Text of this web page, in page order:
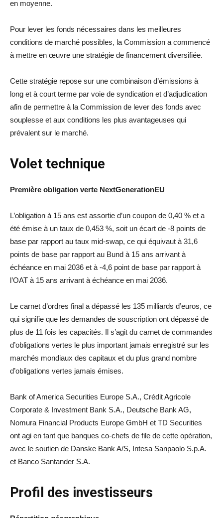
en moyenne.
Pour lever les fonds nécessaires dans les meilleures
conditions de marché possibles, la Commission a commencé
à mettre en œuvre une stratégie de financement diversifiée.
Cette stratégie repose sur une combinaison d’émissions à
long et à court terme par voie de syndication et d’adjudication
afin de permettre à la Commission de lever des fonds avec
souplesse et aux conditions les plus avantageuses qui
prévalent sur le marché.
Volet technique
Première obligation verte NextGenerationEU
L’obligation à 15 ans est assortie d’un coupon de 0,40 % et a
été émise à un taux de 0,453 %, soit un écart de -8 points de
base par rapport au taux mid-swap, ce qui équivaut à 31,6
points de base par rapport au Bund à 15 ans arrivant à
échéance en mai 2036 et à -4,6 point de base par rapport à
l’OAT à 15 ans arrivant à échéance en mai 2036.
Le carnet d’ordres final a dépassé les 135 milliards d’euros, ce
qui signifie que les demandes de souscription ont dépassé de
plus de 11 fois les capacités. Il s’agit du carnet de commandes
d’obligations vertes le plus important jamais enregistré sur les
marchés mondiaux des capitaux et du plus grand nombre
d’obligations vertes jamais émises.
Bank of America Securities Europe S.A., Crédit Agricole
Corporate & Investment Bank S.A., Deutsche Bank AG,
Nomura Financial Products Europe GmbH et TD Securities
ont agi en tant que banques co-chefs de file de cette opération,
avec le soutien de Danske Bank A/S, Intesa Sanpaolo S.p.A.
et Banco Santander S.A.
Profil des investisseurs